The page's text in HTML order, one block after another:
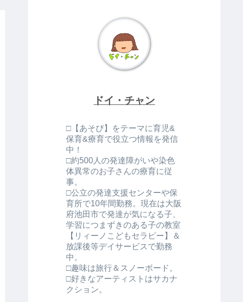
ドイ・チャン
□【あそび】をテーマに育児&
保育&療育で役立つ情報を発信
中！
□約500人の発達障がいや染色
体異常のお子さんの療育に従
事。
□公立の発達支援センターや保
育所で10年間勤務。現在は大阪
府池田市で発達が気になる子、
学習につまずきのある子の教室
【リィーノこどもセラピー】＆
放課後等デイサービスで勤務
中。
□趣味は旅行＆スノーボード。
□好きなアーティストはサカナ
クション。